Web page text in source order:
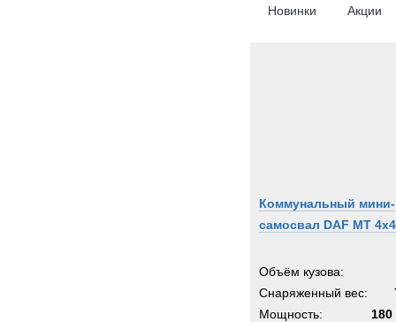
Новинки Акции
Коммунальный мини-
самосвал DAF MT 4x4
Объём кузова:
Снаряженный вес:
Мощность:
180